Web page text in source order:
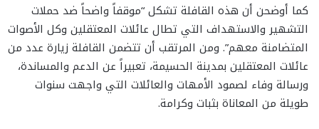
كما أوضحن أن هذه القافلة تشكل “موقفاً واضحاً ضد حملات
التشهير والاستهداف التي تطال عائلات المعتقلين وكل الأصوات
المتضامنة معهم”. ومن المرتقب أن تتضمن القافلة زيارة عدد من
عائلات المعتقلين بمدينة الحسيمة، تعبيراً عن الدعم والمساندة،
ورسالة وفاء لصمود الأمهات والعائلات التي واجهت سنوات
طويلة من المعاناة بثبات وكرامة.